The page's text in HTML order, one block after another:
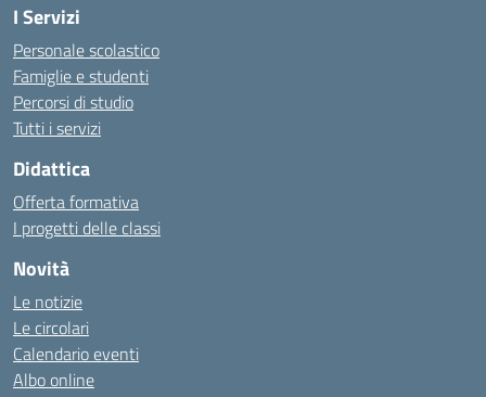
I Servizi
Personale scolastico
Famiglie e studenti
Percorsi di studio
Tutti i servizi
Didattica
Offerta formativa
I progetti delle classi
Novità
Le notizie
Le circolari
Calendario eventi
Albo online